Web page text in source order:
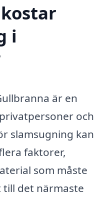
i
är en
och
slamsugning kan
faktorer,
som måste
till det närmaste